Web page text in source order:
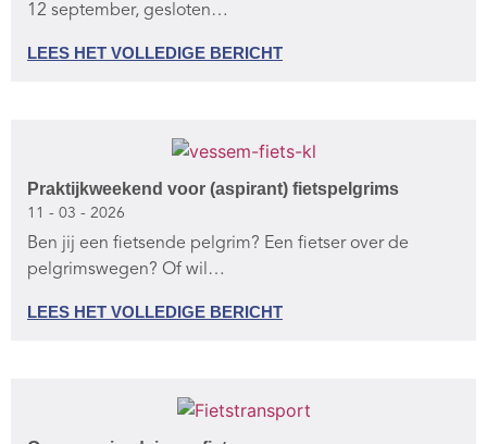
12 september, gesloten…
LEES HET VOLLEDIGE BERICHT
Praktijkweekend voor (aspirant) fietspelgrims
11 - 03 - 2026
Ben jij een fietsende pelgrim? Een fietser over de
pelgrimswegen? Of wil…
LEES HET VOLLEDIGE BERICHT